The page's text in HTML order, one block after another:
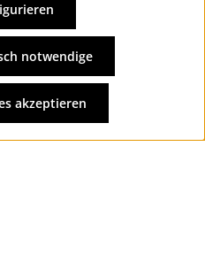
widerrufen
wenn nicht anders
notwendige
akzeptieren